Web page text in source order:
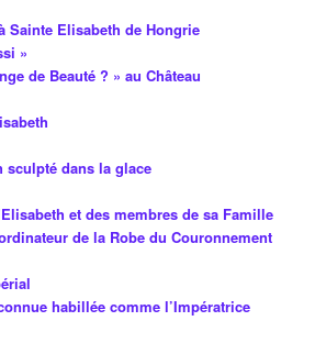
Sainte Elisabeth de Hongrie
»
de Beauté ? » au Château
sculpté dans la glace
et des membres de sa Famille
de la Robe du Couronnement
habillée comme l’Impératrice